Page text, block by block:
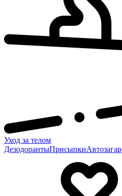
Уход за телом
ДезодорантыПрисыпкиАвтозагар